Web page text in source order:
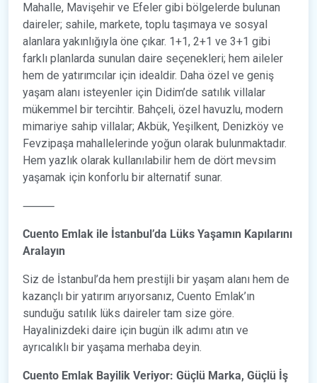
Mahalle, Mavişehir ve Efeler gibi bölgelerde bulunan
daireler; sahile, markete, toplu taşımaya ve sosyal
alanlara yakınlığıyla öne çıkar. 1+1, 2+1 ve 3+1 gibi
farklı planlarda sunulan daire seçenekleri; hem aileler
hem de yatırımcılar için idealdir. Daha özel ve geniş
yaşam alanı isteyenler için Didim’de satılık villalar
mükemmel bir tercihtir. Bahçeli, özel havuzlu, modern
mimariye sahip villalar; Akbük, Yeşilkent, Denizköy ve
Fevzipaşa mahallelerinde yoğun olarak bulunmaktadır.
Hem yazlık olarak kullanılabilir hem de dört mevsim
yaşamak için konforlu bir alternatif sunar.
⸻
Cuento Emlak ile İstanbul’da Lüks Yaşamın Kapılarını
Aralayın
Siz de İstanbul’da hem prestijli bir yaşam alanı hem de
kazançlı bir yatırım arıyorsanız, Cuento Emlak’ın
sunduğu satılık lüks daireler tam size göre.
Hayalinizdeki daire için bugün ilk adımı atın ve
ayrıcalıklı bir yaşama merhaba deyin.
Cuento Emlak Bayilik Veriyor: Güçlü Marka, Güçlü İş